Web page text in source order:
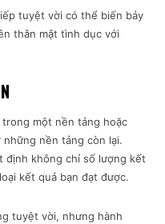
tuyệt vời có thể biến bảy
thân mật tình dục với
trong một nền tảng hoặc
nền tảng còn lại.
định không chỉ số lượng kết
kết quả bạn đạt được.
tuyệt vời, nhưng hành